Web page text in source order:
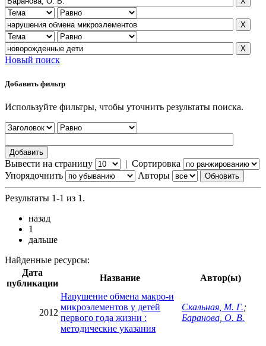
Новый поиск
Добавить фильтр
Используйте фильтры, чтобы уточнить результаты поиска.
Вывести на страницу | Сортировка
Упорядочнить
Авторы
Результаты 1-1 из 1.
назад
1
дальше
Найденные ресурсы:
Дата
публикации
Название Автор(ы)
2012
Нарушение обмена макро-и
микроэлементов у детей
первого года жизни :
методические указания
Скальная, М. Г.;
Баранова, О. В.